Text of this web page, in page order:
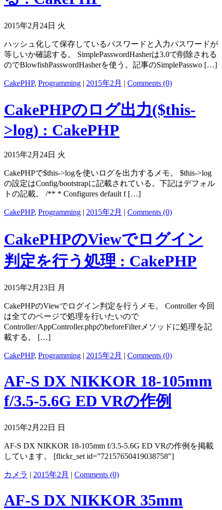
2015年2月24日 火
ハッシュ化して保存しているパスワードと入力パスワードが
等しいか確認する。 SimplePasswordHasherは3.0で削除される
のでBlowfishPasswordHasherを使う。記事のSimplePasswo […]
CakePHP, Programming | 2015年2月 | Comments (0)
CakePHPのログ出力($this-
>log) : CakePHP
2015年2月24日 火
CakePHPで$this->logを使いログを出力するメモ。 $this->log
の設定はConfig/bootstrapに記載されている。下記はデフォル
トの記載。 /** * Configures default f […]
CakePHP, Programming | 2015年2月 | Comments (0)
CakePHPのViewでログイン
判定を行う処理 : CakePHP
2015年2月23日 月
CakePHPのViewでログイン判定を行うメモ。 Controller 今回
は全てのページで処理を行いたいので
Controller/AppController.phpのbeforeFilterメソッドに処理を記
載する。 […]
CakePHP, Programming | 2015年2月 | Comments (0)
AF-S DX NIKKOR 18-105mm
f/3.5-5.6G ED VRの作例
2015年2月22日 日
AF-S DX NIKKOR 18-105mm f/3.5-5.6G ED VRの作例を掲載
しています。 [flickr_set id=”72157650419038758″]
カメラ | 2015年2月 | Comments (0)
AF-S DX NIKKOR 35mm